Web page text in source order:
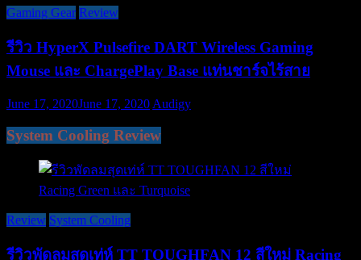
Gaming Gear Review
รีวิว HyperX Pulsefire DART Wireless Gaming
Mouse และ ChargePlay Base แท่นชาร์จไร้สาย
June 17, 2020June 17, 2020 Audigy
System Cooling Review
Review System Cooling
รีวิวพัดลมสุดเท่ห์ TT TOUGHFAN 12 สีใหม่ Racing